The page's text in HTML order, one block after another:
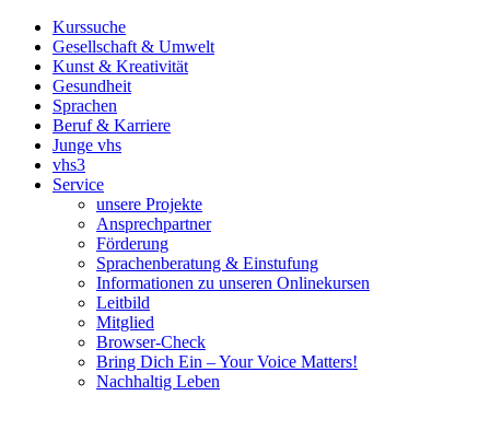
Kurssuche
Gesellschaft & Umwelt
Kunst & Kreativität
Gesundheit
Sprachen
Beruf & Karriere
Junge vhs
vhs3
Service
unsere Projekte
Ansprechpartner
Förderung
Sprachenberatung & Einstufung
Informationen zu unseren Onlinekursen
Leitbild
Mitglied
Browser-Check
Bring Dich Ein – Your Voice Matters!
Nachhaltig Leben